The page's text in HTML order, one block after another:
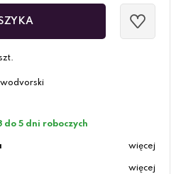
do 5 dni roboczych
więcej
więcej